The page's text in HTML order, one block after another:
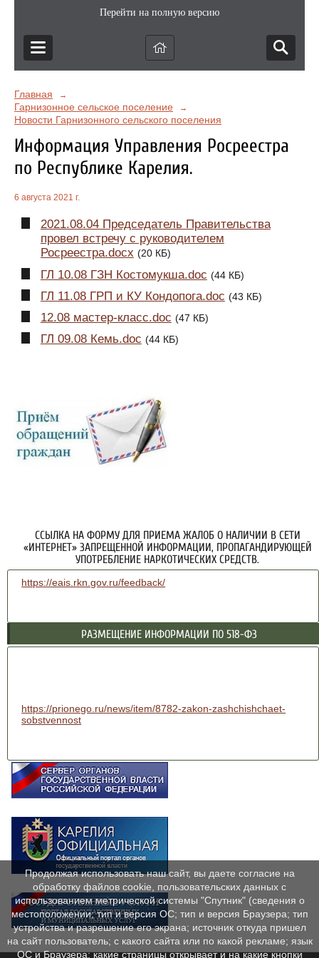
Перейти на полную версию
Главная →
Гарнизонное сельское поселение →
Новости Гарнизонного сельского поселения
Информация Управления Росреестра
по Республике Карелия.
6 августа 2021 г.
2021.08.04 Председатель Правительства
провел встречу с руководителем
Росреестра.docx (20 КБ)
ГЛ 10.08 ГЗН Костомукша.doc (44 КБ)
ГЛ 11.08 ГРП и КУ Кондопога.doc (43 КБ)
12.08 мастер-класс.doc (47 КБ)
ГЛ 09.08 Кемь.doc (44 КБ)
ССЫЛКА НА ФОРМУ ДЛЯ ПРИЕМА ЖАЛОБ О НАЛИЧИИ В СЕТИ
«ИНТЕРНЕТ» ЗАПРЕЩЕННОЙ ИНФОРМАЦИИ, ПРОПАГАНДИРУЮЩЕЙ
УПОТРЕБЛЕНИЕ НАРКОТИЧЕСКИХ СРЕДСТВ.
https://eais.rkn.gov.ru/feedback/
РАЗМЕЩЕНИЕ ИНФОРМАЦИИ ПО 518-ФЗ
https://prionego.ru/news/item/8782-zakon-zashchishchaet-
sobstvennost
Продолжая использовать наш сайт, вы даете согласие на
обработку файлов cookie, пользовательских данных с
использованием метрической системы "Спутник" (сведения о
местоположении; тип и версия ОС; тип и версия Браузера; тип
устройства и разрешение его экрана; источник откуда пришел
на сайт пользователь; с какого сайта или по какой рекламе; язык
ОС и Браузера; какие страницы открывает и на какие кнопки